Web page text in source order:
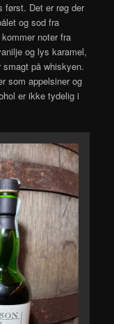
først. Det er røg der
og sod fra
noter fra
og lys karamel,
på whiskyen.
som appelsiner og
er ikke tydelig i